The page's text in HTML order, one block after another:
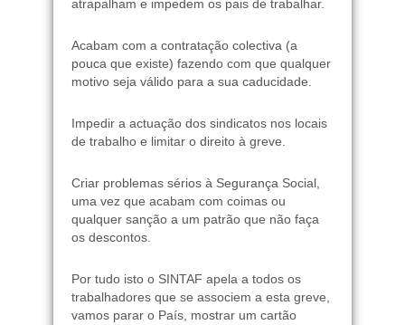
atrapalham e impedem os pais de trabalhar.
Acabam com a contratação colectiva (a
pouca que existe) fazendo com que qualquer
motivo seja válido para a sua caducidade.
Impedir a actuação dos sindicatos nos locais
de trabalho e limitar o direito à greve.
Criar problemas sérios à Segurança Social,
uma vez que acabam com coimas ou
qualquer sanção a um patrão que não faça
os descontos.
Por tudo isto o SINTAF apela a todos os
trabalhadores que se associem a esta greve,
vamos parar o País, mostrar um cartão